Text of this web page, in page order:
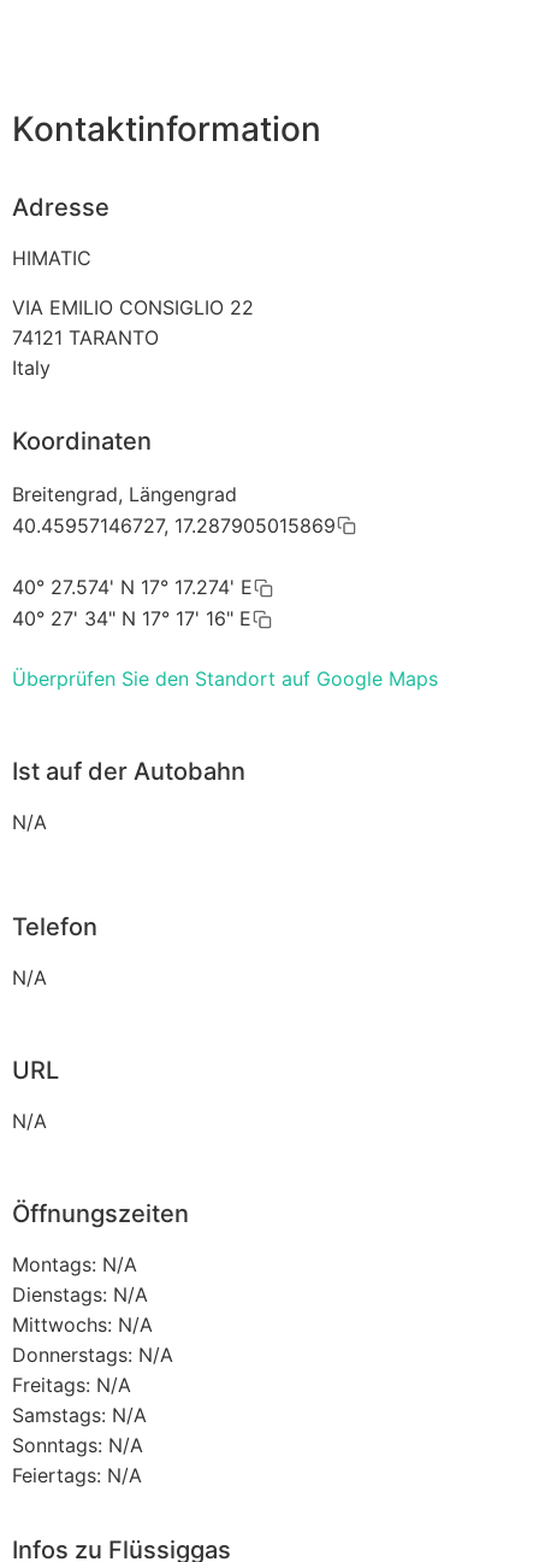
Kontaktinformation
Adresse
HIMATIC
VIA EMILIO CONSIGLIO 22
74121 TARANTO
Italy
Koordinaten
Breitengrad, Längengrad
40.45957146727, 17.287905015869
40° 27.574' N 17° 17.274' E
40° 27' 34" N 17° 17' 16" E
Überprüfen Sie den Standort auf Google Maps
Ist auf der Autobahn
N/A
Telefon
N/A
URL
N/A
Öffnungszeiten
Montags: N/A
Dienstags: N/A
Mittwochs: N/A
Donnerstags: N/A
Freitags: N/A
Samstags: N/A
Sonntags: N/A
Feiertags: N/A
Infos zu Flüssiggas